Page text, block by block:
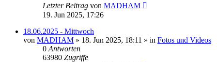
Letzter Beitrag von MADHAM
19. Jun 2025, 17:26
18.06.2025 - Mittwoch
von MADHAM » 18. Jun 2025, 18:11 » in Fotos und Videos
0 Antworten
63980 Zugriffe